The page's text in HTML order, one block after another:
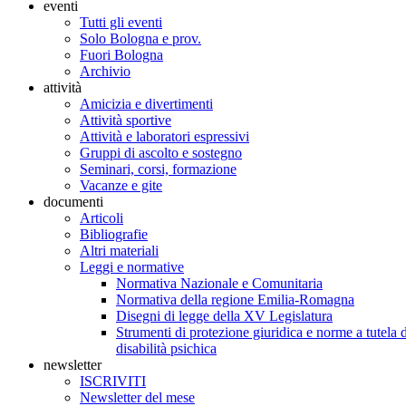
eventi
Tutti gli eventi
Solo Bologna e prov.
Fuori Bologna
Archivio
attività
Amicizia e divertimenti
Attività sportive
Attività e laboratori espressivi
Gruppi di ascolto e sostegno
Seminari, corsi, formazione
Vacanze e gite
documenti
Articoli
Bibliografie
Altri materiali
Leggi e normative
Normativa Nazionale e Comunitaria
Normativa della regione Emilia-Romagna
Disegni di legge della XV Legislatura
Strumenti di protezione giuridica e norme a tutela
disabilità psichica
newsletter
ISCRIVITI
Newsletter del mese